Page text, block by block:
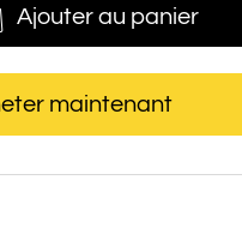
Ajouter au panier
maintenant